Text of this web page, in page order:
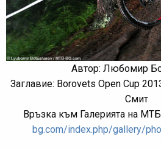
Автор: Любомир
Заглавие: Borovets Open Cup
Смит
Връзка към Галерията на
bg.com/index.php/gallery/